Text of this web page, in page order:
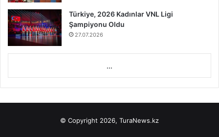
Türkiye, 2026 Kadınlar VNL Ligi
Şampiyonu Oldu
27.07.2026
...
© Copyright 2026, TuraNews.kz